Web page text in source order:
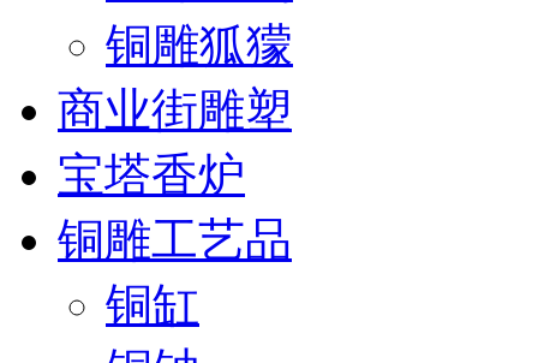
铜雕狐獴
商业街雕塑
宝塔香炉
铜雕工艺品
铜缸